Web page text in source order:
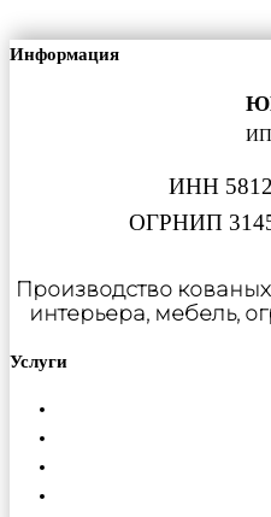
Информация
ИП
ИНН
ОГРНИП
Производство
интерьера, мебель,
Услуги